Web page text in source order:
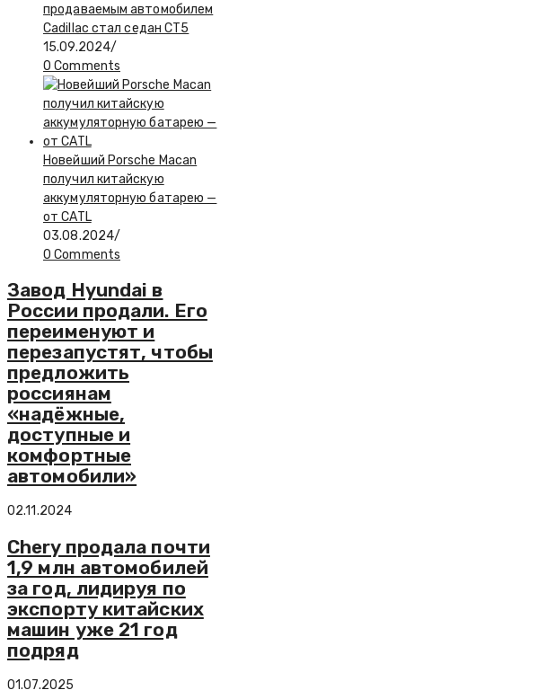
продаваемым автомобилем
Cadillac стал седан CT5
15.09.2024/
0 Comments
Новейший Porsche Macan
получил китайскую
аккумуляторную батарею —
от CATL
03.08.2024/
0 Comments
Завод Hyundai в
России продали. Его
переименуют и
перезапустят, чтобы
предложить
россиянам
«надёжные,
доступные и
комфортные
автомобили»
02.11.2024
Chery продала почти
1,9 млн автомобилей
за год, лидируя по
экспорту китайских
машин уже 21 год
подряд
01.07.2025